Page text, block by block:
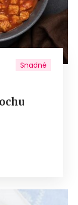
Snadné